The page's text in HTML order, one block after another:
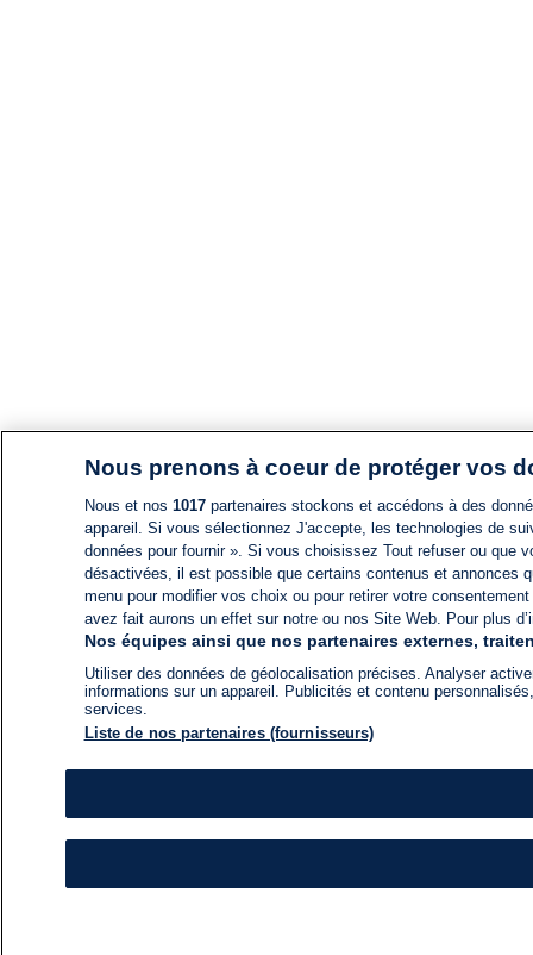
Nous prenons à coeur de protéger vos
Nous et nos 1017partenaires stockons et accédons à des
appareil. Si vous sélectionnez J'accepte, les technologies de
données pour fournir ». Si vous choisissez Tout refuser ou
désactivées, il est possible que certains contenus et annonces
menu pour modifier vos choix ou pour retirer votre
avez fait aurons un effet sur notre ou nos Site Web. Pour plus
Nos équipes ainsi que nos partenaires externes,
Utiliser des données de géolocalisation précises. Analyser
informations sur un appareil. Publicités et contenu
services.
Liste de nos partenaires (fournisseurs)